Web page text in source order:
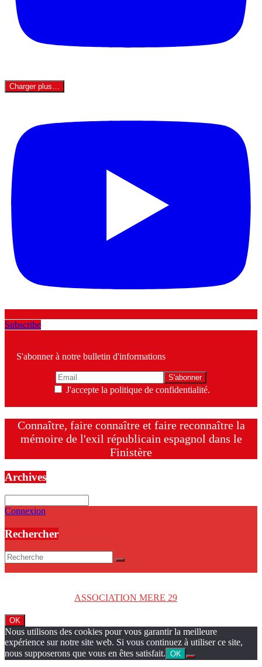
Charger plus…
Subscribe
S'abonner à notre bulletin d'informations
J'accepte la politique de confidentialité.
Connaître, faire connaître et faire reconnaître la
mémoire de l'exil républicain espagnol dans le
Finistère
Archives
Connexion
Rechercher
ASSOCIATION MERE 29
OK
Nous utilisons des cookies pour vous garantir la meilleure
expérience sur notre site web. Si vous continuez à utiliser ce site,
nous supposerons que vous en êtes satisfait. OK